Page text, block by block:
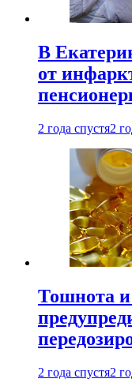
В
от
2 года спустя2
Тошнота и
2 года спустя2